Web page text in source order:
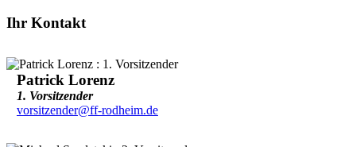
Ihr Kontakt
Patrick Lorenz
1. Vorsitzender
vorsitzender@ff-rodheim.de